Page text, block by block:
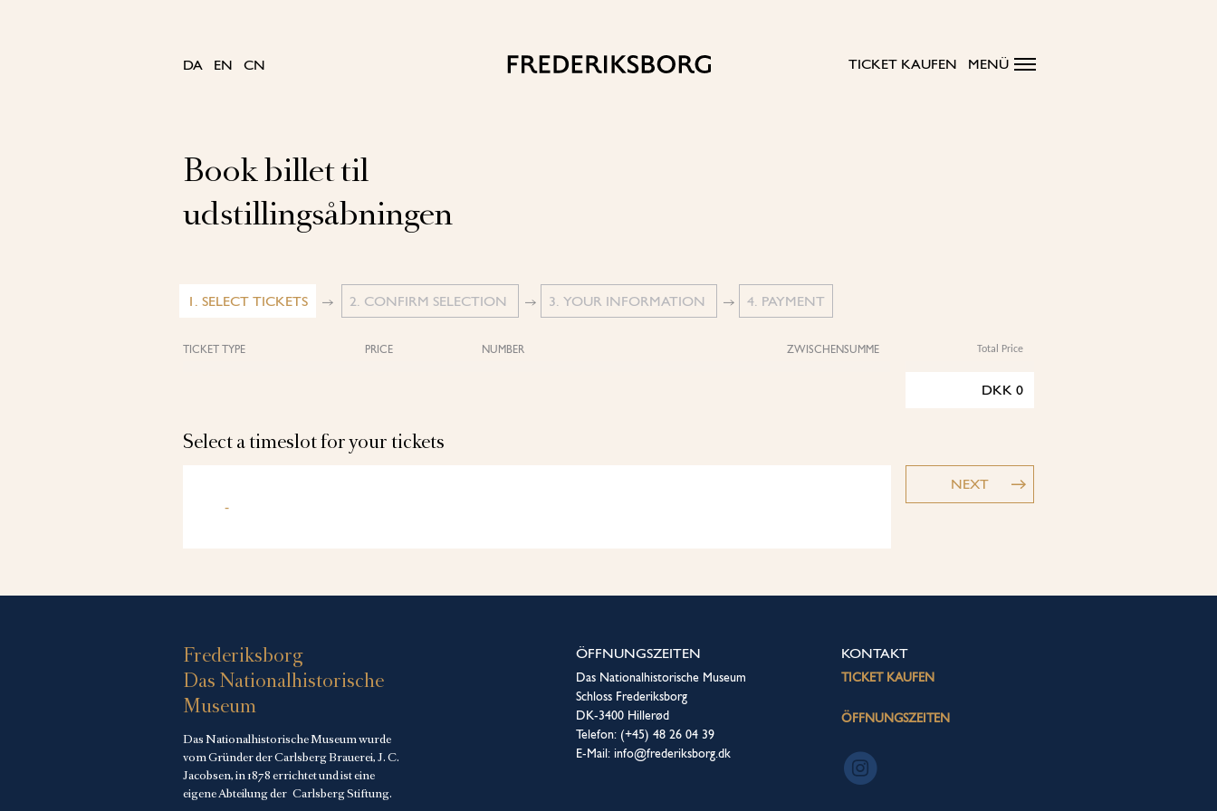
TICKET KAUFEN MENÜ
DA EN CN
Book billet til
udstillingsåbningen
1. SELECT TICKETS 2. CONFIRM SELECTION 3. YOUR INFORMATION 4. PAYMENT
TICKET TYPE PRICE NUMBER ZWISCHENSUMME Total Price
DKK 0
Select a timeslot for your tickets
-
NEXT
Frederiksborg
Das Nationalhistorische
Museum
Das Nationalhistorische Museum wurde
vom Gründer der Carlsberg Brauerei, J. C.
Jacobsen, in 1878 errichtet und ist eine
eigene Abteilung der Carlsberg Stiftung.
ÖFFNUNGSZEITEN
Das Nationalhistorische Museum
Schloss Frederiksborg
DK-3400 Hillerød
Telefon: (+45) 48 26 04 39
E-Mail: info@frederiksborg.dk
KONTAKT
TICKET KAUFEN
ÖFFNUNGSZEITEN